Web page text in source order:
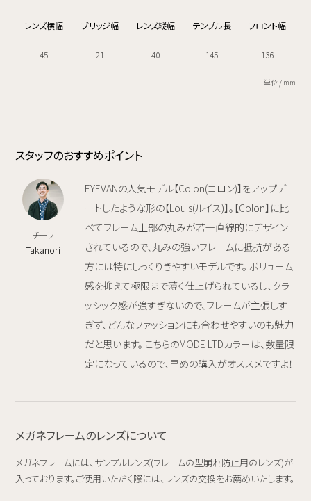
レンズ横幅 ブリッジ幅 レンズ縦幅 テンプル長 フロント幅
45 21 40 145 136
単位 / mm
スタッフのおすすめポイント
チーフ
Takanori
EYEVANの人気モデル【Colon(コロン)】をアップデ
ートしたような形の【Louis(ルイス)】。【Colon】に比
べてフレーム上部の丸みが若干直線的にデザイン
されているので、丸みの強いフレームに抵抗がある
方には特にしっくりきやすいモデルです。 ボリューム
感を抑えて極限まで薄く仕上げられているし、クラ
ッシック感が強すぎないので、フレームが主張しす
ぎず、どんなファッションにも合わせやすいのも魅力
だと思います。 こちらのMODE LTDカラーは、数量限
定になっているので、早めの購入がオススメですよ！
メガネフレームのレンズについて
メガネフレームには、サンプルレンズ(フレームの型崩れ防止用のレンズ)が
入っております。ご使用いただく際には、レンズの交換をお薦めいたします。